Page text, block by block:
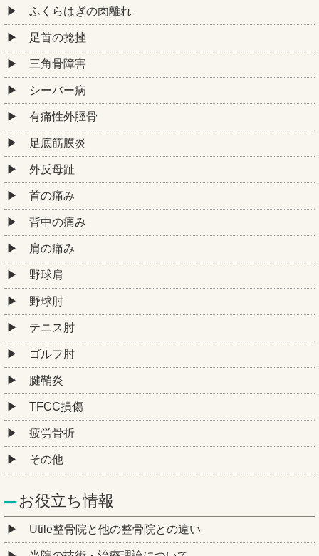
ふくらはぎの肉離れ
足首の捻挫
三角骨障害
シーバー病
有痛性外脛骨
足底筋膜炎
外反母趾
首の痛み
背中の痛み
肩の痛み
野球肩
野球肘
テニス肘
ゴルフ肘
腱鞘炎
TFCC損傷
疲労骨折
その他
お役立ち情報
Utile整骨院と他の整骨院との違い